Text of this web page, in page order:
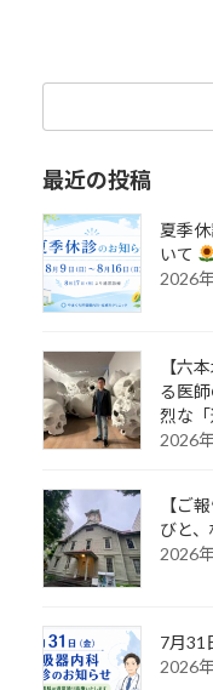
最近の投稿
夏季
いて
2026
【六
る医
烈な
2026
【ご
びと
2026
7月31
2026